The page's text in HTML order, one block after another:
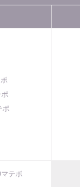
ポ
テポ